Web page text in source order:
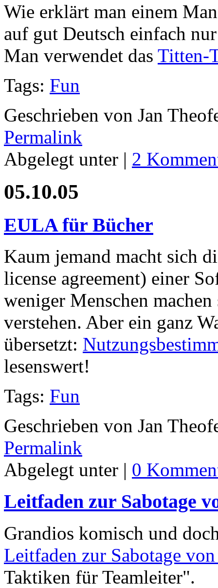
Wie erklärt man einem
auf gut Deutsch einfach
Man verwendet das Titten-
Tags: Fun
Geschrieben von Jan
Permalink
Abgelegt unter | 2
05.10.05
EULA für Bücher
Kaum jemand macht sich
license agreement) einer
weniger Menschen
verstehen. Aber ein ganz
übersetzt:
lesenswert!
Tags: Fun
Geschrieben von Jan
Permalink
Abgelegt unter | 0
Leitfaden zur Sabotage
Grandios komisch und
Leitfaden zur Sabotage
Taktiken für Teamleiter".